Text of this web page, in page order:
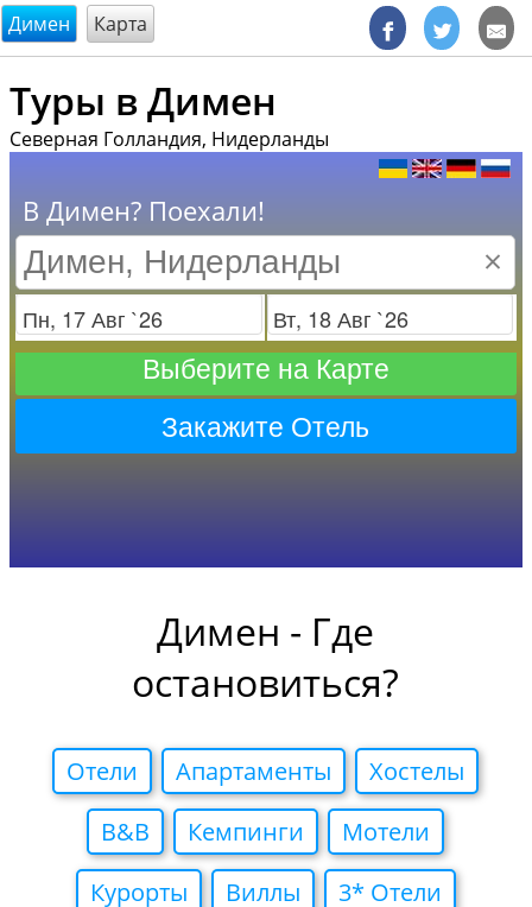
@endsectiom
Димен Карта
Туры в Димен
Северная Голландия, Нидерланды
В Димен? Поехали!
×
Заезд Отъезд
Выберите на Карте
Закажите Отель
Димен - Где
остановиться?
Отели Апартаменты
Хостелы
B&B
Кемпинги
Мотели
Курорты
Виллы
3* Отели